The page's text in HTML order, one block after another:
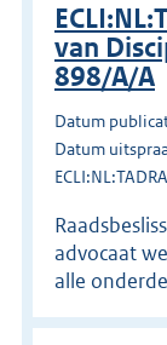
van
898/A/A
Datum
Datum
advocaat
alle